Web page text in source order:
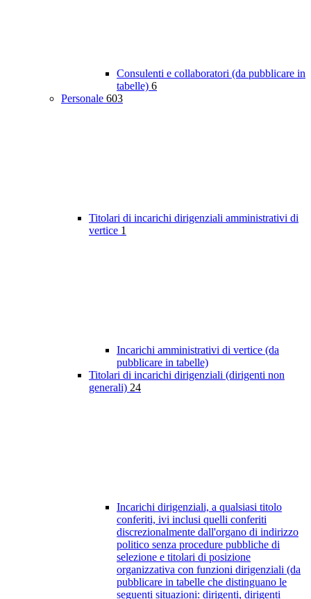
Consulenti e collaboratori (da pubblicare in
tabelle) 6
Personale 603
Titolari di incarichi dirigenziali amministrativi di
vertice 1
Incarichi amministrativi di vertice (da
pubblicare in tabelle)
Titolari di incarichi dirigenziali (dirigenti non
generali) 24
Incarichi dirigenziali, a qualsiasi titolo
conferiti, ivi inclusi quelli conferiti
discrezionalmente dall'organo di indirizzo
politico senza procedure pubbliche di
selezione e titolari di posizione
organizzativa con funzioni dirigenziali (da
pubblicare in tabelle che distinguano le
seguenti situazioni: dirigenti, dirigenti